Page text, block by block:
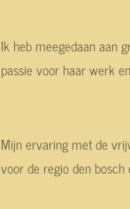
Ik heb meegedaan aan
passie voor haar werk
Mijn ervaring met de
voor de regio den bosch